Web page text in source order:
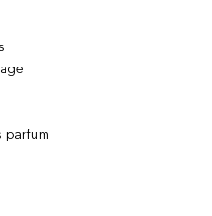
parfum